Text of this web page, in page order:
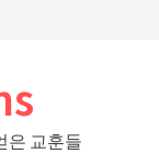
은 교훈들